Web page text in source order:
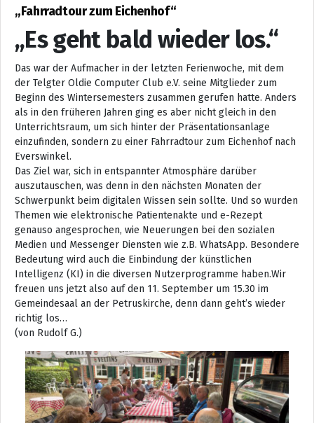
„Fahrradtour zum Eichenhof“
„Es geht bald wieder los.“
Das war der Aufmacher in der letzten Ferienwoche, mit dem
der Telgter Oldie Computer Club e.V. seine Mitglieder zum
Beginn des Wintersemesters zusammen gerufen hatte. Anders
als in den früheren Jahren ging es aber nicht gleich in den
Unterrichtsraum, um sich hinter der Präsentationsanlage
einzufinden, sondern zu einer Fahrradtour zum Eichenhof nach
Everswinkel.
Das Ziel war, sich in entspannter Atmosphäre darüber
auszutauschen, was denn in den nächsten Monaten der
Schwerpunkt beim digitalen Wissen sein sollte. Und so wurden
Themen wie elektronische Patientenakte und e-Rezept
genauso angesprochen, wie Neuerungen bei den sozialen
Medien und Messenger Diensten wie z.B. WhatsApp. Besondere
Bedeutung wird auch die Einbindung der künstlichen
Intelligenz (KI) in die diversen Nutzerprogramme haben.Wir
freuen uns jetzt also auf den 11. September um 15.30 im
Gemeindesaal an der Petruskirche, denn dann geht’s wieder
richtig los…
(von Rudolf G.)